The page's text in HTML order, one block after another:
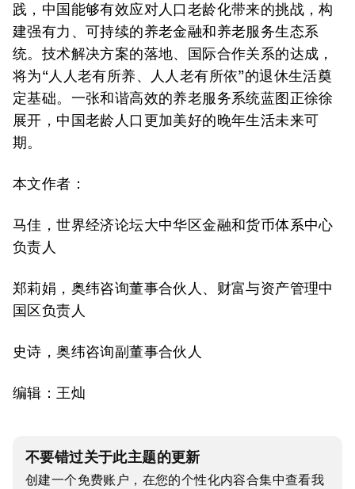
践，中国能够有效应对人口老龄化带来的挑战，构
建强有力、可持续的养老金融和养老服务生态系
统。技术解决方案的落地、国际合作关系的达成，
将为“人人老有所养、人人老有所依”的退休生活奠
定基础。一张和谐高效的养老服务系统蓝图正徐徐
展开，中国老龄人口更加美好的晚年生活未来可
期。
本文作者：
马佳，世界经济论坛大中华区金融和货币体系中心
负责人
郑莉娟，奥纬咨询董事合伙人、财富与资产管理中
国区负责人
史诗，奥纬咨询副董事合伙人
编辑：王灿
不要错过关于此主题的更新
创建一个免费账户，在您的个性化内容合集中查看我